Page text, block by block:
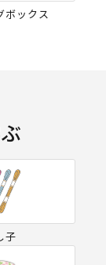
ボックス
子